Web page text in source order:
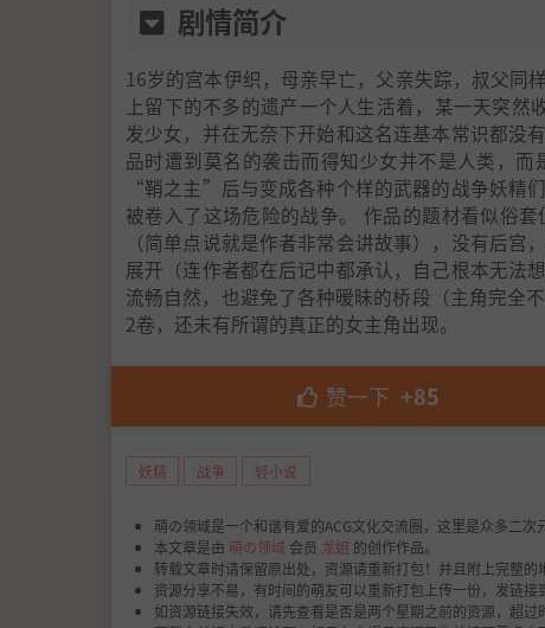
剧情简介
16岁的宫本伊织，母亲早亡，父亲失踪，叔父同
上留下的不多的遗产一个人生活着，某一天突
发少女，并在无奈下开始和这名连基本常识都没
品时遭到莫名的袭击而得知少女并不是人类，
“鞘之主”后与变成各种个样的武器的战争妖精
被卷入了这场危险的战争。 作品的题材看似俗
（简单点说就是作者非常会讲故事），没有后
展开（连作者都在后记中都承认，自己根本无法
流畅自然，也避免了各种暧昧的桥段（主角完全
2卷，还未有所谓的真正的女主角出现。
赞一下 +85
妖精 战争 轻小说
萌の领域是一个和谐有爱的ACG文化交流圈，这里是众多二次
本文章是由 萌の领域 会员 龙姐 的创作作品。
转载文章时请保留原出处，资源请重新打包！并且附上完整的
资源分享不易，有时间的萌友可以重新打包上传一份，发链
如资源链接失效，请先查看是否是两个星期之前的资源，超